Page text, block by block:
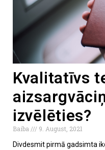
Kvalitatīvs
izvēlēties?
Baiba
9. August, 2021
Divdesmit pirmā gadsimta